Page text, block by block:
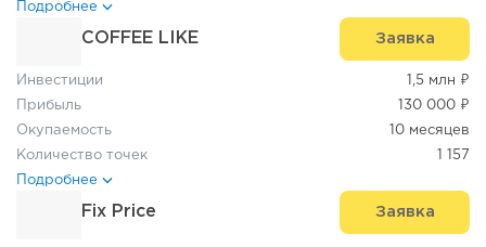
Подробнее
COFFEE LIKE Заявка
Инвестиции 1,5 млн ₽
Прибыль 130 000 ₽
Окупаемость 10 месяцев
Количество точек 1 157
Подробнее
Fix Price Заявка